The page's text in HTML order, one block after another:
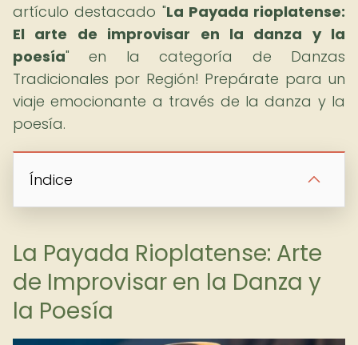
artículo destacado "La Payada rioplatense:
El arte de improvisar en la danza y la
poesía" en la categoría de Danzas
Tradicionales por Región! Prepárate para un
viaje emocionante a través de la danza y la
poesía.
Índice
La Payada Rioplatense: Arte
de Improvisar en la Danza y
la Poesía